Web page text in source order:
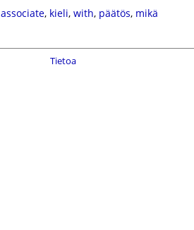
associate, kieli, with, päätös, mikä
Tietoa